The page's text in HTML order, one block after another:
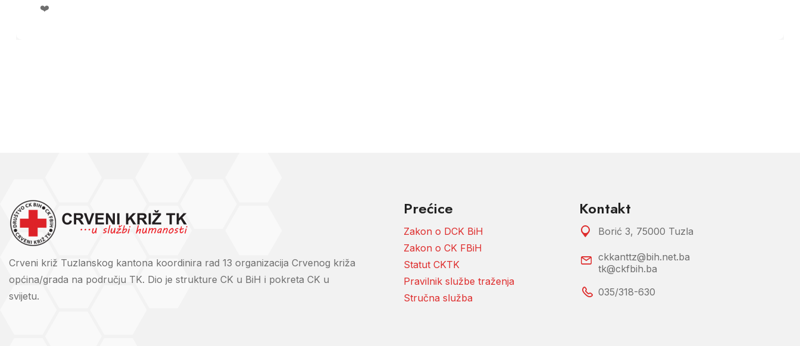
Crveni križ Tuzlanskog kantona koordinira rad 13 organizacija Crvenog križa
općina/grada na području TK. Dio je strukture CK u BiH i pokreta CK u
svijetu.
Prećice
Zakon o DCK BiH
Zakon o CK FBiH
Statut CKTK
Pravilnik službe traženja
Stručna služba
Kontakt
Borić 3, 75000 Tuzla
ckkanttz@bih.net.ba
tk@ckfbih.ba
035/318-630